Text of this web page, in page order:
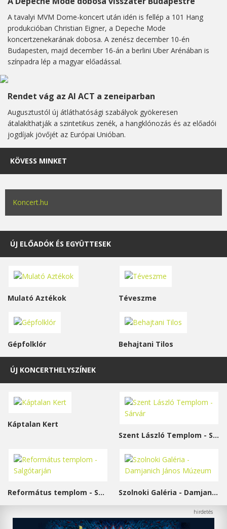
A tavalyi MVM Dome-koncert után idén is fellép a 101 Hang
produkcióban Christian Eigner, a Depeche Mode
koncertzenekarának dobosa. A zenész december 10-én
Budapesten, majd december 16-án a berlini Uber Arénában is
színpadra lép a magyar előadással.
Rendet vág az AI ACT a zeneiparban
Augusztustól új átláthatósági szabályok gyökeresen
átalakíthatják a szintetikus zenék, a hangklónozás és az előadói
jogdíjak jövőjét az Európai Unióban.
KÖVESS MINKET
Koncert.hu
ÚJ ELŐADÓK ÉS EGYÜTTESEK
Mulató Aztékok Téveszme
Gépfolklór Behajtani Tilos
ÚJ KONCERTHELYSZÍNEK
Káptalan Kert
Szent László Templom - Sárvár
Református templom - Salgótarján Szolnoki Galéria - Damjanich János Múzeum